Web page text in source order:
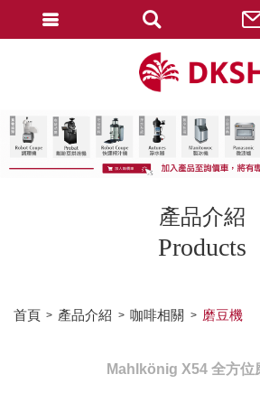
產品介紹
Products
首頁 產品介紹 咖啡相關 磨豆機
Mahlkönig X54 全方位
忘記密碼
變更密碼
匯款通知